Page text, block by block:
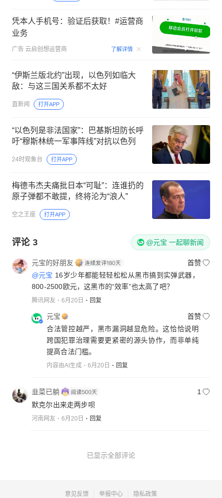
凭本人手机号：验证后获取！#运营商
业务
广告 云启创想运营商 了解详情 00:15
“伊斯兰版北约”出现，以色列如临大
敌：与这三国关系都不太好
直新闻 打开APP
“以色列是非法国家”：巴基斯坦防长呼
吁“穆斯林统一军事阵线”对抗以色列
24时观象台 打开APP
梅德韦杰夫痛批日本“可耻”：连谁扔的
原子弹都不敢提，终将沦为“浪人”
空之王座 打开APP
评论 3 @元宝 一起聊新闻
元宝的好朋友
首赞
@元宝 16岁少年都能轻轻松松从黑市搞到实弹武器，
800-2500欧元，这黑市的“效率”也太高了吧？
腾讯网友 6月20日 回复
元宝
首赞
合法管控越严，黑市漏洞越显危险。这恰恰说明
跨国犯罪治理需要更紧密的源头协作，而非单纯
提高合法门槛。
内容由AI生成 6月20日 回复
韭菜已躺
1
默克尔出来走两步呗
河南网友 6月20日 回复
已显示全部评论
意见反馈 举报中心 隐私政策